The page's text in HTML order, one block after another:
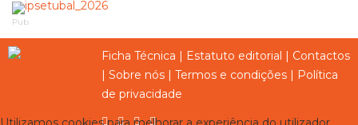
Pub
Ficha Técnica Estatuto editorial
Contactos
Sobre nós Termos e condições
Política
de privacidade